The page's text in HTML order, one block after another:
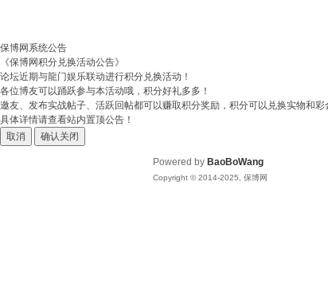
保博网系统公告
《保博网积分兑换活动公告》
论坛近期与龍门娱乐联动进行积分兑换活动！
各位博友可以踊跃参与本活动哦，积分好礼多多！
邀友、发布实战帖子、活跃回帖都可以赚取积分奖励，积分可以兑换实物和彩
具体详情请查看站内置顶公告！
取消
确认关闭
Powered by BaoBoWang
Copyright © 2014-2025, 保博网